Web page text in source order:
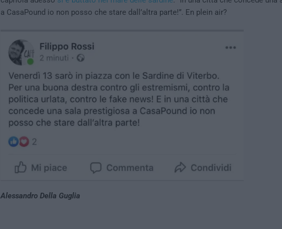
a CasaPound io non posso che stare dall’altra parte!”. En plein air?
Alessandro Della Guglia